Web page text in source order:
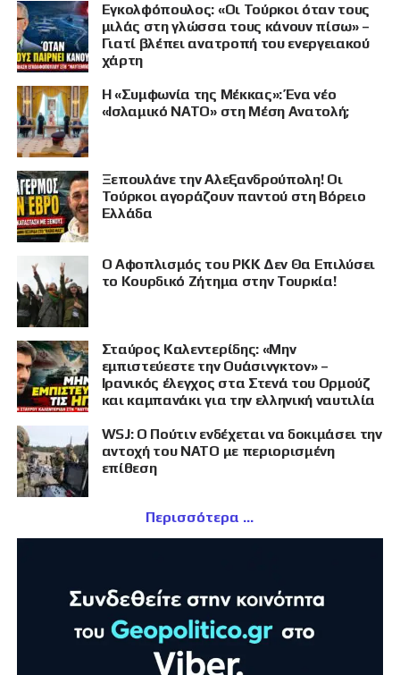
Εγκολφόπουλος: «Οι Τούρκοι όταν τους
μιλάς στη γλώσσα τους κάνουν πίσω» –
Γιατί βλέπει ανατροπή του ενεργειακού
χάρτη
Η «Συμφωνία της Μέκκας»: Ένα νέο
«Ισλαμικό ΝΑΤΟ» στη Μέση Ανατολή;
Ξεπουλάνε την Αλεξανδρούπολη! Οι
Τούρκοι αγοράζουν παντού στη Βόρειο
Ελλάδα
Ο Αφοπλισμός του PKK Δεν Θα Επιλύσει
το Κουρδικό Ζήτημα στην Τουρκία!
Σταύρος Καλεντερίδης: «Μην
εμπιστεύεστε την Ουάσινγκτον» –
Ιρανικός έλεγχος στα Στενά του Ορμούζ
και καμπανάκι για την ελληνική ναυτιλία
WSJ: Ο Πούτιν ενδέχεται να δοκιμάσει την
αντοχή του ΝΑΤΟ με περιορισμένη
επίθεση
Περισσότερα